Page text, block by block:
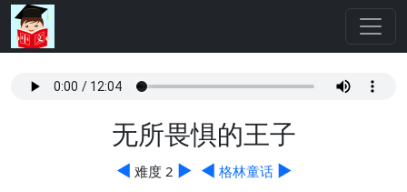
无所畏惧的王子
◀ 难度 2 ▶ ◀ 格林童话 ▶